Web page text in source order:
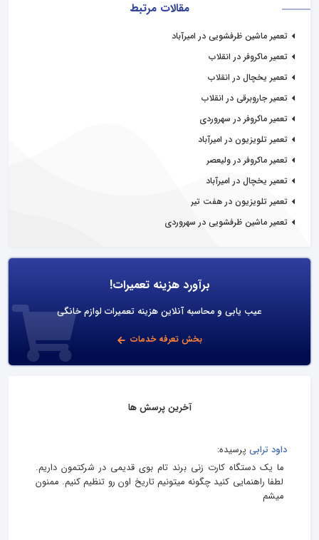
مقالات مرتبط
تعمیر ماشین ظرفشویی در امیرآباد
تعمیر ماکروفر در انقلاب
تعمیر یخچال در انقلاب
تعمیر جاروبرقی در انقلاب
تعمیر ماکروفر در سهروردی
تعمیر تلویزیون در امیرآباد
تعمیر ماکروفر در ولیعصر
تعمیر یخچال در امیرآباد
تعمیر تلویزیون در هفت تیر
تعمیر ماشین ظرفشویی در سهروردی
برآورد هزینه تعمیرات!
عیب یابی و محاسبه آنلاین هزینه تعمیرات لوازم خانگی
بخش تعرفه خدمات
آخرین پرسش ها
داود ترابی پرسیده:
ما یک دستگاه کارت زنی برند تام بوی قدیمی در شرکتمون داریم.
لطفا راهنمایی کنید چگونه میتونیم تاریخ اون رو تنظیم کنیم. ممنون
میشم